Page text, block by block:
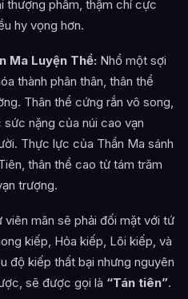
thượng phẩm, thậm chí cực
hy vọng hơn.
Ma Luyện Thể: Nhổ một sợi
thành phân thân, thân thể
Thân thể cứng rắn vô song,
nặng của núi cao vạn
Thực lực của Thần Ma sánh
thân thể cao từ tám trăm
trượng.
viên mãn sẽ phải đối mặt với tứ
kiếp, Hỏa kiếp, Lôi kiếp, và
độ kiếp thất bại nhưng nguyên
sẽ được gọi là “Tán tiên”.